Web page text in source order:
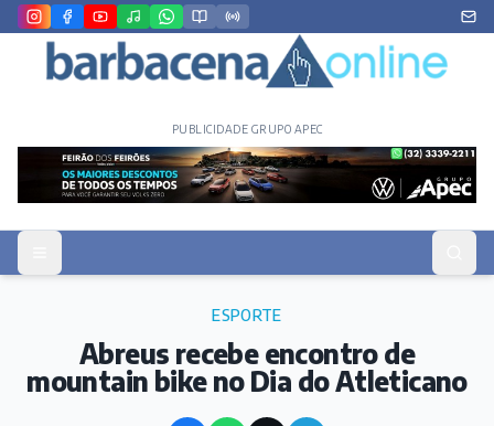
PUBLICIDADE GRUPO APEC
ESPORTE
Abreus recebe encontro de
mountain bike no Dia do Atleticano